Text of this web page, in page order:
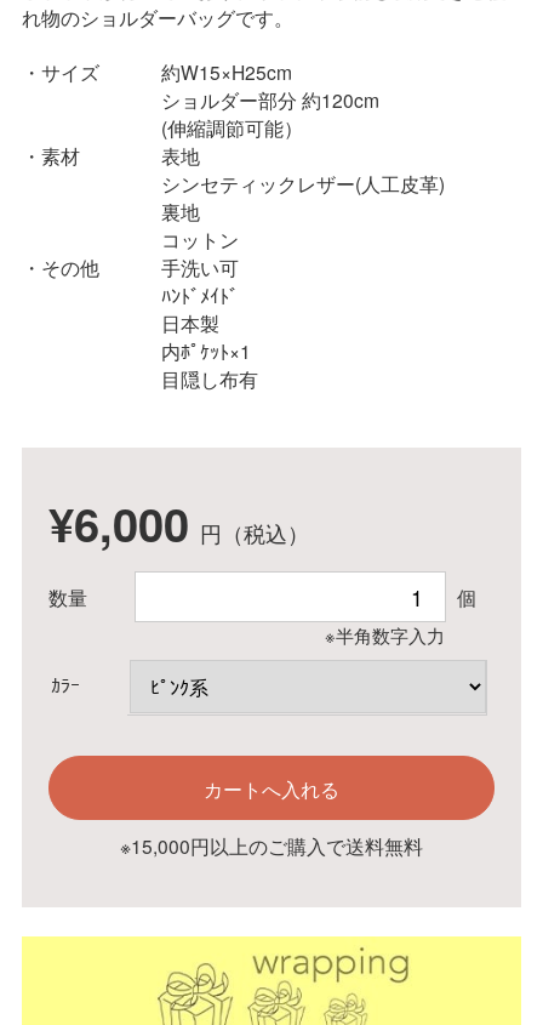
れ物のショルダーバッグです。
サイズ
約W15×H25cm
ショルダー部分 約120cm
(伸縮調節可能）
素材
表地
シンセティックレザー(人工皮革)
裏地
コットン
その他
手洗い可
ﾊﾝﾄﾞﾒｲﾄﾞ
日本製
内ﾎﾟｹｯﾄ×1
目隠し布有
¥6,000 円（税込）
数量 個
※半角数字入力
ｶﾗｰ
※15,000円以上のご購入で送料無料